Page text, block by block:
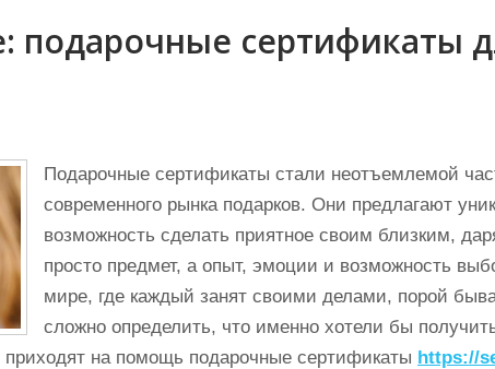
подарочные сертификаты
Подарочные сертификаты стали неотъемлемой
современного рынка подарков. Они предлагают
возможность сделать приятное своим близким,
просто предмет, а опыт, эмоции и возможность
мире, где каждый занят своими делами, порой
сложно определить, что именно хотели бы
на помощь подарочные сертификаты https://